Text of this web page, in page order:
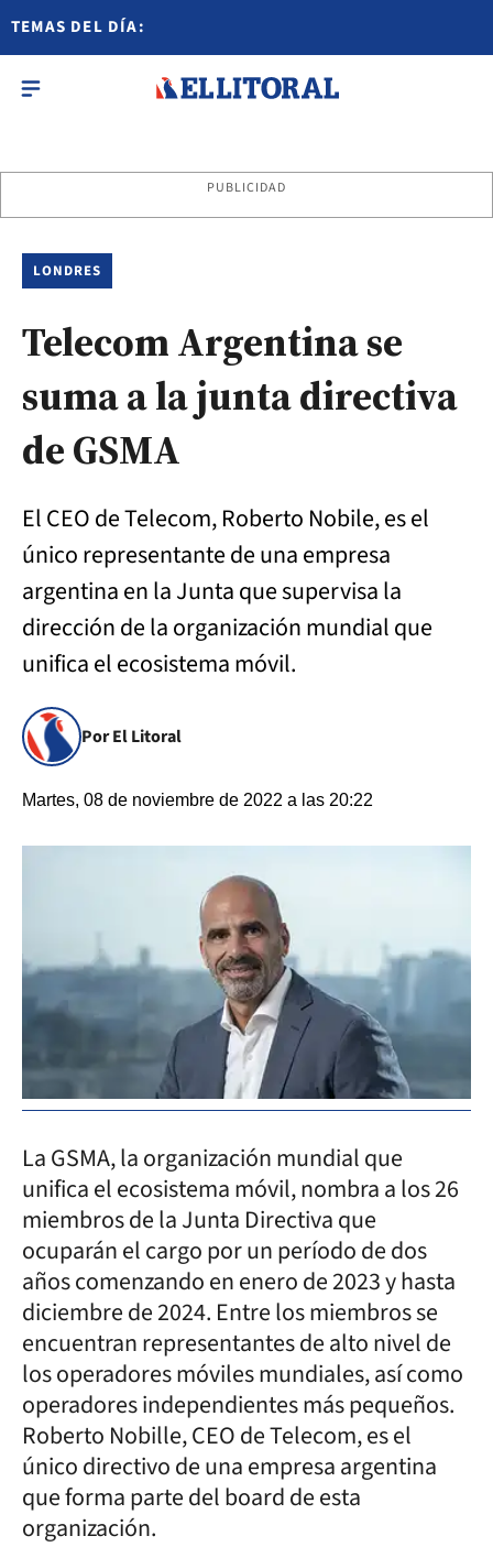
TEMAS DEL DÍA:
PUBLICIDAD
LONDRES
Telecom Argentina se
suma a la junta directiva
de GSMA
El CEO de Telecom, Roberto Nobile, es el
único representante de una empresa
argentina en la Junta que supervisa la
dirección de la organización mundial que
unifica el ecosistema móvil.
Por El Litoral
Martes, 08 de noviembre de 2022 a las 20:22
La GSMA, la organización mundial que
unifica el ecosistema móvil, nombra a los 26
miembros de la Junta Directiva que
ocuparán el cargo por un período de dos
años comenzando en enero de 2023 y hasta
diciembre de 2024. Entre los miembros se
encuentran representantes de alto nivel de
los operadores móviles mundiales, así como
operadores independientes más pequeños.
Roberto Nobille, CEO de Telecom, es el
único directivo de una empresa argentina
que forma parte del board de esta
organización.